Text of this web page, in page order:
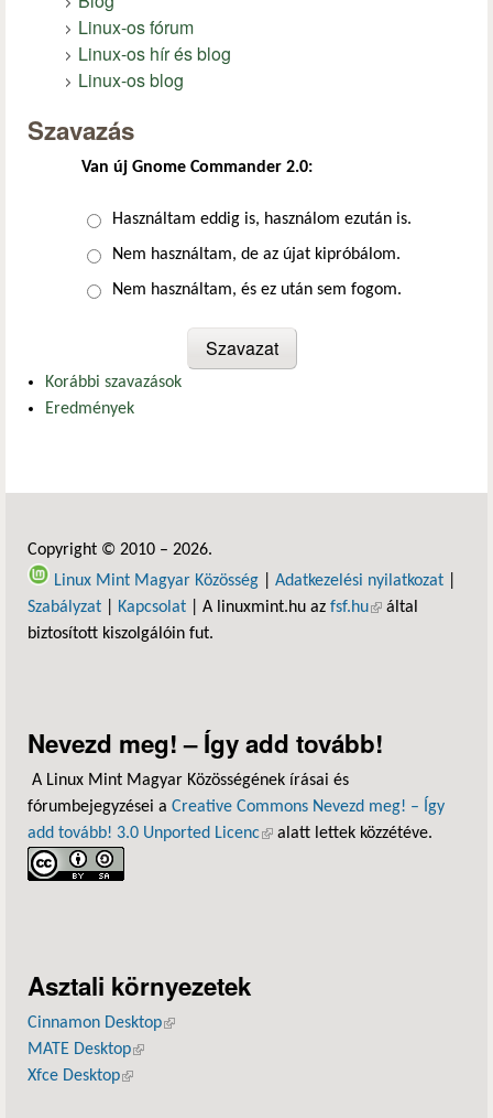
Linux-os fórum
Linux-os hír és blog
Linux-os blog
Szavazás
Van új Gnome Commander 2.0:
Választások
Használtam eddig is, használom ezután is.
Nem használtam, de az újat kipróbálom.
Nem használtam, és ez után sem fogom.
Korábbi szavazások
Eredmények
Copyright © 2010 – 2026.
Linux Mint Magyar Közösség
Adatkezelési nyilatkozat
Szabályzat
Kapcsolat | A linuxmint.hu az fsf.hu(külső hivatkozás)
által
biztosított kiszolgálóin fut.
Nevezd meg! – Így add tovább!
A Linux Mint Magyar Közösségének írásai és
fórumbejegyzései a Creative Commons Nevezd meg! – Így
add tovább! 3.0 Unported Licenc(külső hivatkozás)
alatt lettek közzétéve.
Asztali környezetek
Cinnamon Desktop(külső hivatkozás)
MATE Desktop(külső hivatkozás)
Xfce Desktop(külső hivatkozás)